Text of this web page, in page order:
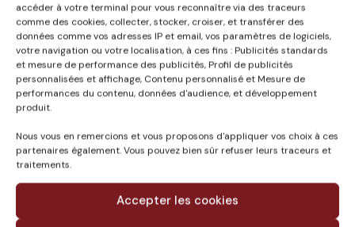
accéder à votre terminal pour vous reconnaître via des traceurs
comme des cookies, collecter, stocker, croiser, et transférer des
données comme vos adresses IP et email, vos paramètres de logiciels,
votre navigation ou votre localisation, à ces fins : Publicités standards
et mesure de performance des publicités, Profil de publicités
personnalisées et affichage, Contenu personnalisé et Mesure de
performances du contenu, données d'audience, et développement
produit.
Nous vous en remercions et vous proposons d'appliquer vos choix à ces
partenaires également. Vous pouvez bien sûr refuser leurs traceurs et
traitements.
Accepter les cookies
Published in
EXTENSION DES ZONES
MUSÉOGRAPHIQUES
MUSÉE DU LOUVRE (75)